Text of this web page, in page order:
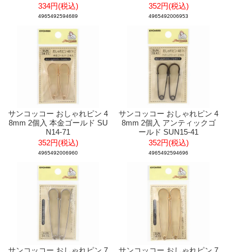
334円(税込)
4965492594689
352円(税込)
4965492006953
サンコッコー おしゃれピン 4
8mm 2個入 本金ゴールド SU
N14-71
352円(税込)
4965492006960
サンコッコー おしゃれピン 4
8mm 2個入 アンティックゴ
ールド SUN15-41
352円(税込)
4965492594696
サンコッコー おしゃれピン 7
サンコッコー おしゃれピン 7